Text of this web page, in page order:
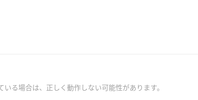
る場合は、正しく動作しない可能性があります。